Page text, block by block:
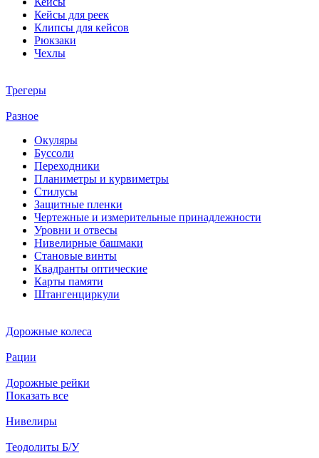
Кейсы для реек
Клипсы для кейсов
Рюкзаки
Чехлы
Трегеры
Разное
Окуляры
Буссоли
Переходники
Планиметры и курвиметры
Стилусы
Защитные пленки
Чертежные и измерительные принадлежности
Уровни и отвесы
Нивелирные башмаки
Становые винты
Квадранты оптические
Карты памяти
Штангенциркули
Дорожные колеса
Рации
Дорожные рейки
Показать все
Нивелиры
Теодолиты Б/У